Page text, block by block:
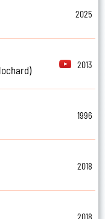
2025
2013
1996
2018
2018